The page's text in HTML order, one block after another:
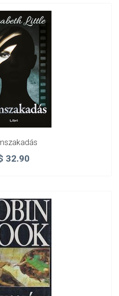
32.90